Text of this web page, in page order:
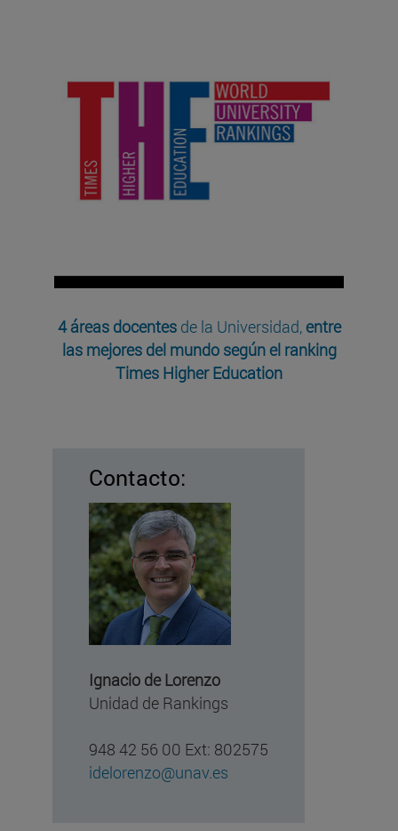
4 áreas docentesde la Universidad, entre
las mejores del mundo según el ranking
Times Higher Education
Contacto:
Ignacio de Lorenzo
Unidad de Rankings
948 42 56 00 Ext: 802575
idelorenzo@unav.es